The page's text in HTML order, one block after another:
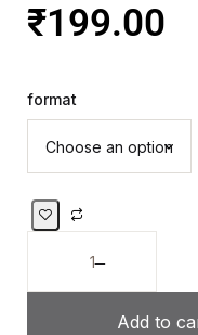
₹199.00
format
Add to